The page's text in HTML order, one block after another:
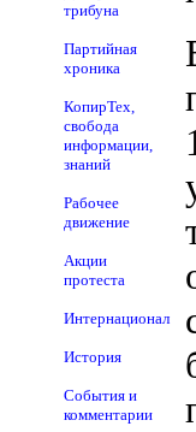
трибуна
Партийная
хроника
КопирТех,
свобода
информации,
знаний
Рабочее
движение
Акции
протеста
Интернационал
История
События и
комментарии